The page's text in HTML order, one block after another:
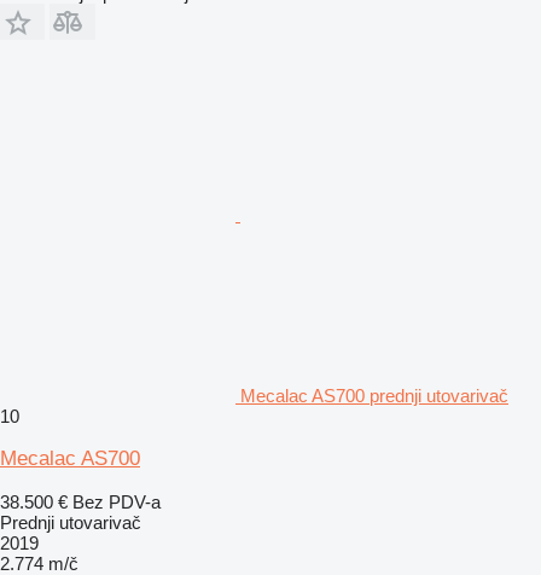
Mecalac AS700 prednji utovarivač
10
Mecalac AS700
38.500 € Bez PDV-a
Prednji utovarivač
2019
2.774 m/č